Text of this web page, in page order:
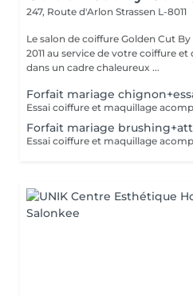
247, Route d'Arlon Strassen L-8011
Le salon de coiffure Golden Cut
2011 au service de votre coiffure
dans un cadre chaleureux ...
Forfait mariage
Forfait mariage